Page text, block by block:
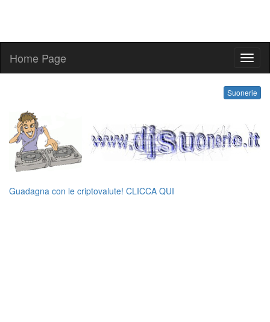
Home Page
Suonerie
Guadagna con le criptovalute! CLICCA QUI